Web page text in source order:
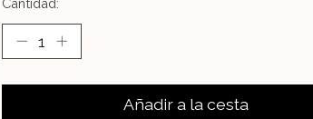
Añadir a la cesta